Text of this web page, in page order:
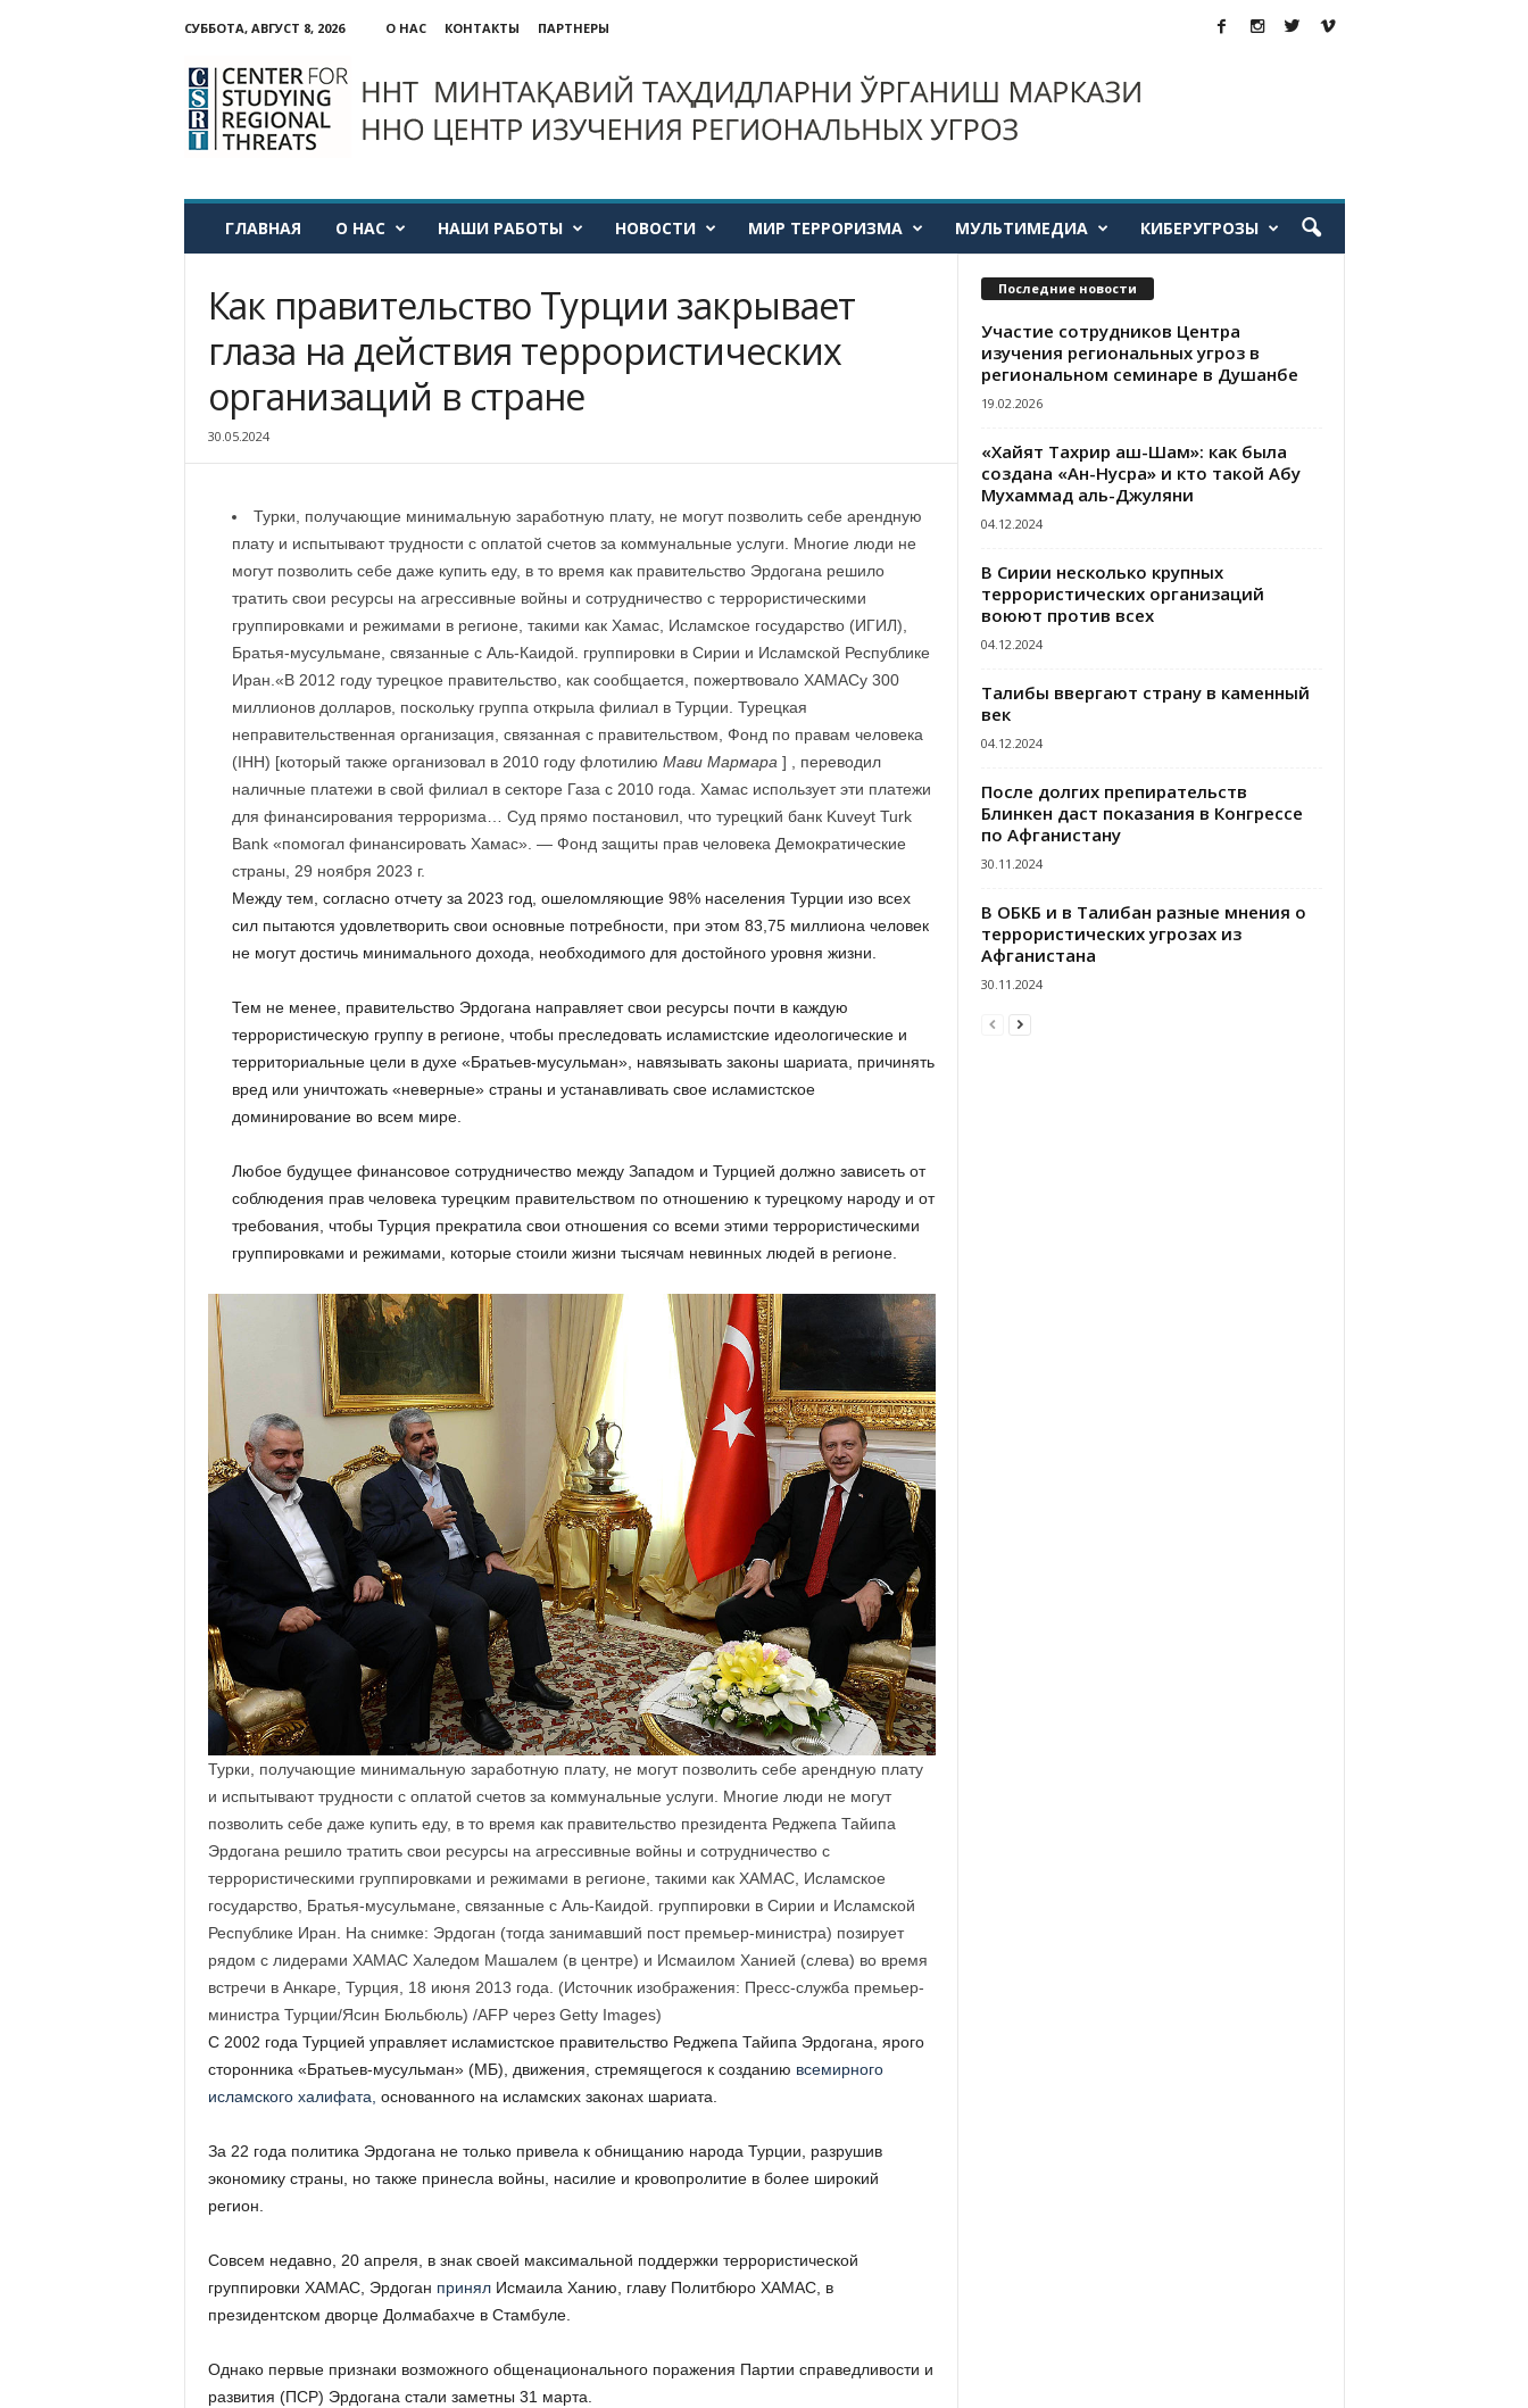
СУББОТА, АВГУСТ 8, 2026 О НАС КОНТАКТЫ
ПАРТНЕРЫ
Центр
изучения
региональных
угроз
ГЛАВНАЯ О НАС НАШИ РАБОТЫ НОВОСТИ МИР ТЕРРОРИЗМА МУЛЬТИМЕДИА КИБЕРУГРОЗЫ
Как правительство Турции закрывает
глаза на действия террористических
организаций в стране
30.05.2024
Турки, получающие минимальную заработную плату, не могут позволить себе арендную
плату и испытывают трудности с оплатой счетов за коммунальные услуги. Многие люди не
могут позволить себе даже купить еду, в то время как правительство Эрдогана решило
тратить свои ресурсы на агрессивные войны и сотрудничество с террористическими
группировками и режимами в регионе, такими как Хамас, Исламское государство (ИГИЛ),
Братья-мусульмане, связанные с Аль-Каидой. группировки в Сирии и Исламской Республике
Иран.«В 2012 году турецкое правительство, как сообщается, пожертвовало ХАМАСу 300
миллионов долларов, поскольку группа открыла филиал в Турции. Турецкая
неправительственная организация, связанная с правительством, Фонд по правам человека
(IHH) [который также организовал в 2010 году флотилию Мави Мармара ] , переводил
наличные платежи в свой филиал в секторе Газа с 2010 года. Хамас использует эти платежи
для финансирования терроризма… Суд прямо постановил, что турецкий банк Kuveyt Turk
Bank «помогал финансировать Хамас». — Фонд защиты прав человека Демократические
страны, 29 ноября 2023 г.
Между тем, согласно отчету за 2023 год, ошеломляющие 98% населения Турции изо всех
сил пытаются удовлетворить свои основные потребности, при этом 83,75 миллиона человек
не могут достичь минимального дохода, необходимого для достойного уровня жизни.
Тем не менее, правительство Эрдогана направляет свои ресурсы почти в каждую
террористическую группу в регионе, чтобы преследовать исламистские идеологические и
территориальные цели в духе «Братьев-мусульман», навязывать законы шариата, причинять
вред или уничтожать «неверные» страны и устанавливать свое исламистское
доминирование во всем мире.
Любое будущее финансовое сотрудничество между Западом и Турцией должно зависеть от
соблюдения прав человека турецким правительством по отношению к турецкому народу и от
требования, чтобы Турция прекратила свои отношения со всеми этими террористическими
группировками и режимами, которые стоили жизни тысячам невинных людей в регионе.
Турки, получающие минимальную заработную плату, не могут позволить себе арендную плату
и испытывают трудности с оплатой счетов за коммунальные услуги. Многие люди не могут
позволить себе даже купить еду, в то время как правительство президента Реджепа Тайипа
Эрдогана решило тратить свои ресурсы на агрессивные войны и сотрудничество с
террористическими группировками и режимами в регионе, такими как ХАМАС, Исламское
государство, Братья-мусульмане, связанные с Аль-Каидой. группировки в Сирии и Исламской
Республике Иран. На снимке: Эрдоган (тогда занимавший пост премьер-министра) позирует
рядом с лидерами ХАМАС Халедом Машалем (в центре) и Исмаилом Ханией (слева) во время
встречи в Анкаре, Турция, 18 июня 2013 года. (Источник изображения: Пресс-служба премьер-
министра Турции/Ясин Бюльбюль) /AFP через Getty Images)
С 2002 года Турцией управляет исламистское правительство Реджепа Тайипа Эрдогана, ярого
сторонника «Братьев-мусульман» (МБ), движения, стремящегося к созданию всемирного
исламского халифата, основанного на исламских законах шариата.
За 22 года политика Эрдогана не только привела к обнищанию народа Турции, разрушив
экономику страны, но также принесла войны, насилие и кровопролитие в более широкий
регион.
Совсем недавно, 20 апреля, в знак своей максимальной поддержки террористической
группировки ХАМАС, Эрдоган принялИсмаила Ханию, главу Политбюро ХАМАС, в
президентском дворце Долмабахче в Стамбуле.
Однако первые признаки возможного общенационального поражения Партии справедливости и
развития (ПСР) Эрдогана стали заметны 31 марта.
Последние новости
Участие сотрудников Центра
изучения региональных угроз в
региональном семинаре в Душанбе
19.02.2026
«Хайят Тахрир аш-Шам»: как была
создана «Ан-Нусра» и кто такой Абу
Мухаммад аль-Джуляни
04.12.2024
В Сирии несколько крупных
террористических организаций
воюют против всех
04.12.2024
Талибы ввергают страну в каменный
век
04.12.2024
После долгих препирательств
Блинкен даст показания в Конгрессе
по Афганистану
30.11.2024
В ОБКБ и в Талибан разные мнения о
террористических угрозах из
Афганистана
30.11.2024